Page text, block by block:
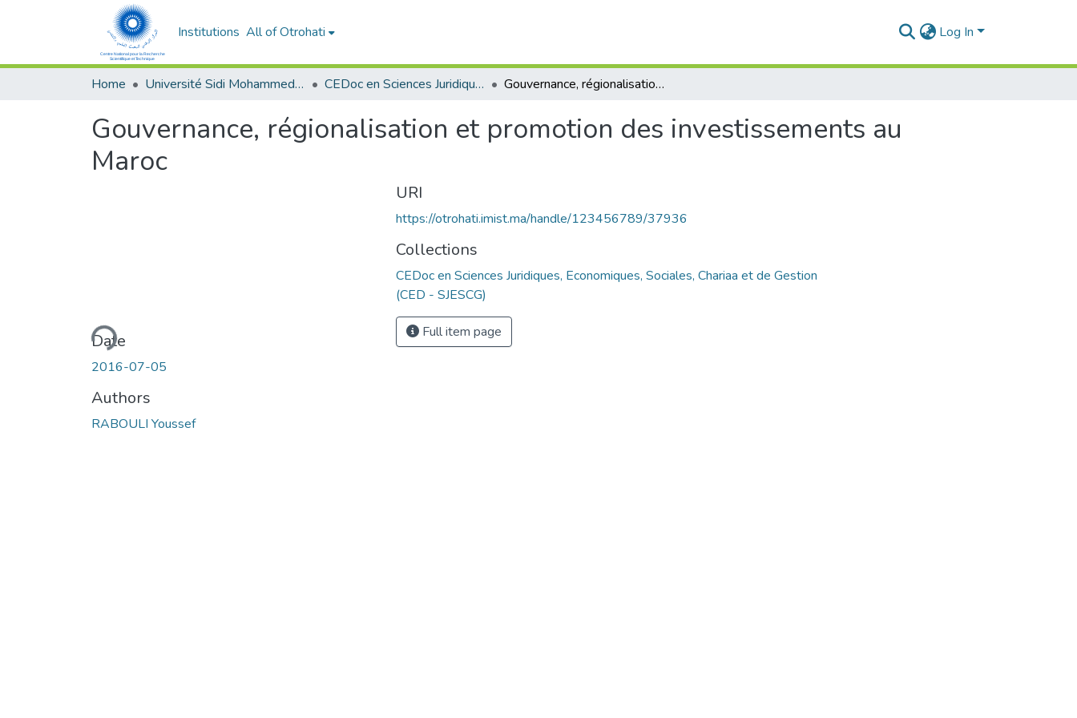
Institutions All of Otrohati Log In
Home Université Sidi Mohammed Ben Abdellah - Fès CEDoc en Sciences Juridiques, Economiques, Sociales, Chariaa et de Gestion (CED - SJESCG) Gouvernance, régionalisation et promotion des investissements au Maroc
Gouvernance, régionalisation et promotion des investissements au
Maroc
Loading...
Date
2016-07-05
Authors
RABOULI Youssef
URI
https://otrohati.imist.ma/handle/123456789/37936
Collections
CEDoc en Sciences Juridiques, Economiques, Sociales, Chariaa et de Gestion
(CED - SJESCG)
Full item page